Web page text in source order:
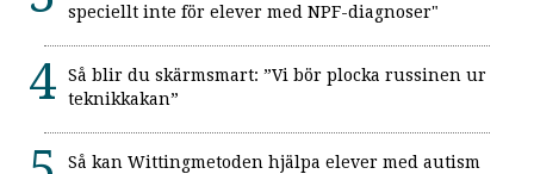
speciellt inte för elever med NPF-diagnoser"
Så blir du skärmsmart: ”Vi bör plocka russinen ur
teknikkakan”
Så kan Wittingmetoden hjälpa elever med autism